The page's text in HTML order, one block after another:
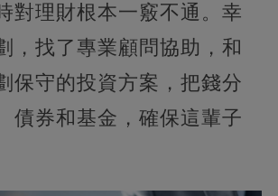
對理財根本一竅不通。幸
，找了專業顧問協助，和
保守的投資方案，把錢分
債券和基金，確保這輩子